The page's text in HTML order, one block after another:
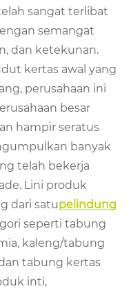
sangat terlibat
semangat
dan ketekunan.
kertas awal yang
perusahaan ini
besar
hampir seratus
banyak
telah bekerja
Lini produk
dari satupelindung
seperti tabung
kaleng/tabung
tabung kertas
inti,